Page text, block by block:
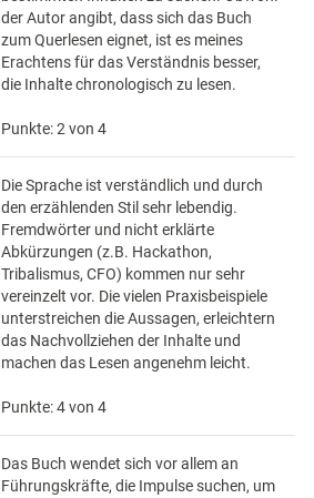
der Autor angibt, dass sich das Buch
zum Querlesen eignet, ist es meines
Erachtens für das Verständnis besser,
die Inhalte chronologisch zu lesen.
Punkte: 2 von 4
Die Sprache ist verständlich und durch
den erzählenden Stil sehr lebendig.
Fremdwörter und nicht erklärte
Abkürzungen (z.B. Hackathon,
Tribalismus, CFO) kommen nur sehr
vereinzelt vor. Die vielen Praxisbeispiele
unterstreichen die Aussagen, erleichtern
das Nachvollziehen der Inhalte und
machen das Lesen angenehm leicht.
Punkte: 4 von 4
Das Buch wendet sich vor allem an
Führungskräfte, die Impulse suchen, um